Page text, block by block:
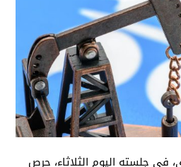
في جلسته اليوم الثلاثاء، حرص